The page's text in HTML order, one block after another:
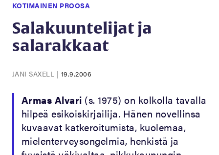
KOTIMAINEN PROOSA
Salakuuntelijat ja
salarakkaat
JANI SAXELL | 19.9.2006
Armas Alvari (s. 1975) on kolkolla tavalla
hilpeä esikoiskirjailija. Hänen novellinsa
kuvaavat katkeroitumista, kuolemaa,
mielenterveysongelmia, henkistä ja